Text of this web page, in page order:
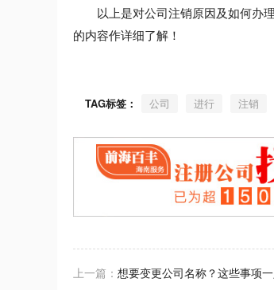
以上是对公司注销原因及如何办理
的内容作详细了解！
TAG标签： 公司 进行 注销
上一篇： 想要变更公司名称？这些事项